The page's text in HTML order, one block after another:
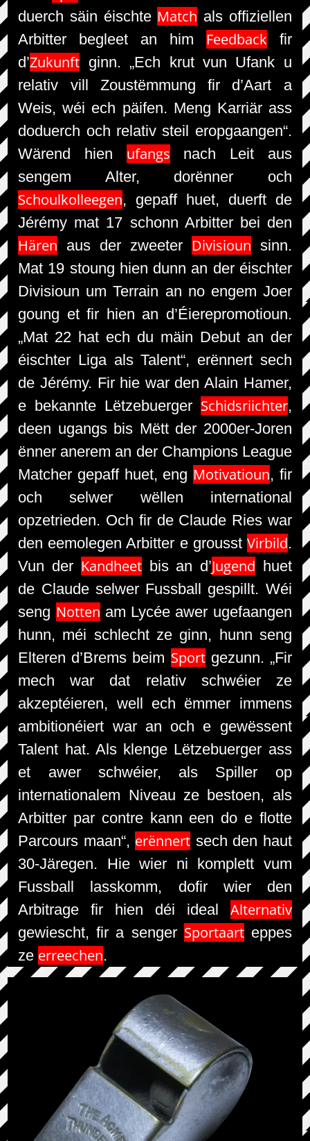
duerch säin éischte Match als offiziellen
Arbitter begleet an him Feedback fir
d’Zukunft ginn. „Ech krut vun Ufank u
relativ vill Zoustëmmung fir d’Aart a
Weis, wéi ech päifen. Meng Karriär ass
doduerch och relativ steil eropgaangen“.
Wärend hien ufangs nach Leit aus
sengem Alter, dorënner och
Schoulkolleegen, gepaff huet, duerft de
Jérémy mat 17 schonn Arbitter bei den
Hären aus der zweeter Divisioun sinn.
Mat 19 stoung hien dunn an der éischter
Divisioun um Terrain an no engem Joer
goung et fir hien an d’Éierepromotioun.
„Mat 22 hat ech du mäin Debut an der
éischter Liga als Talent“, erënnert sech
de Jérémy. Fir hie war den Alain Hamer,
e bekannte Lëtzebuerger Schidsriichter,
deen ugangs bis Mëtt der 2000er-Joren
ënner anerem an der Champions League
Matcher gepaff huet, eng Motivatioun, fir
och selwer wëllen international
opzetrieden. Och fir de Claude Ries war
den eemolegen Arbitter e grousst Virbild.
Vun der Kandheetbis an d’Jugend huet
de Claude selwer Fussball gespillt. Wéi
seng Notten am Lycée awer ugefaangen
hunn, méi schlecht ze ginn, hunn seng
Elteren d’Brems beim Sportgezunn. „Fir
mech war dat relativ schwéier ze
akzeptéieren, well ech ëmmer immens
ambitionéiert war an och e gewëssent
Talent hat. Als klenge Lëtzebuerger ass
et awer schwéier, als Spiller op
internationalem Niveau ze bestoen, als
Arbitter par contre kann een do e flotte
Parcours maan“, erënnert sech den haut
30-Järegen. Hie wier ni komplett vum
Fussball lasskomm, dofir wier den
Arbitrage fir hien déi ideal Alternativ
gewiescht, fir a senger Sportaarteppes
ze erreechen.